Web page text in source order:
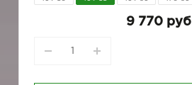
9 770 руб